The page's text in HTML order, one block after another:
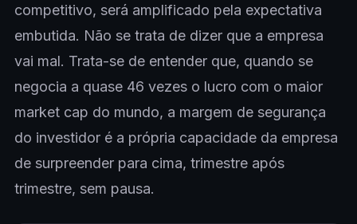
competitivo, será amplificado pela expectativa
embutida. Não se trata de dizer que a empresa
vai mal. Trata-se de entender que, quando se
negocia a quase 46 vezes o lucro com o maior
market cap do mundo, a margem de segurança
do investidor é a própria capacidade da empresa
de surpreender para cima, trimestre após
trimestre, sem pausa.